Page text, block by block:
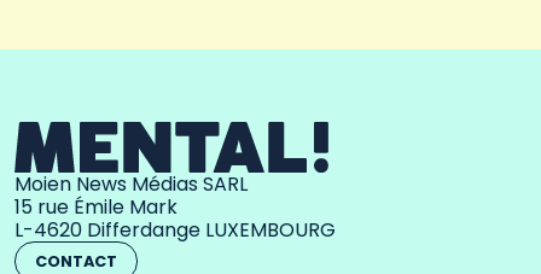
Moien News Médias SARL
15 rue Émile Mark
L-4620 Differdange LUXEMBOURG
CONTACT